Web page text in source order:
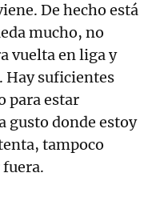
De hecho está
mucho, no
vuelta en liga y
Hay suficientes
para estar
gusto donde estoy
tampoco